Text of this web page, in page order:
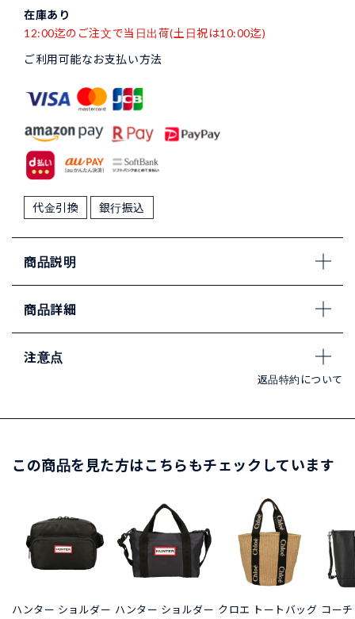
在庫あり
12:00迄のご注文で当日出荷(土日祝は10:00迄)
ご利用可能なお支払い方法
代金引換 銀行振込
商品説明
商品詳細
注意点
返品特約について
この商品を見た方はこちらもチェックしています
ハンター ショルダー ハンター ショルダー クロエ トートバッグ コー